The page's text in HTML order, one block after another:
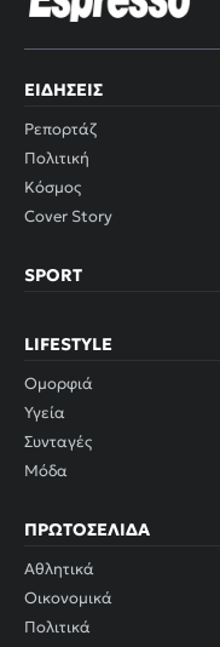
ΕΙΔΉΣΕΙΣ
Ρεπορτάζ
Πολιτική
Κόσμος
Cover Story
SPORT
LIFESTYLE
Ομορφιά
Υγεία
Συνταγές
Μόδα
ΠΡΩΤΟΣΈΛΙΔΑ
Αθλητικά
Οικονομικά
Πολιτικά